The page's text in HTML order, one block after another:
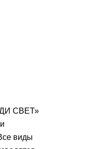
СВЕТ»
виды